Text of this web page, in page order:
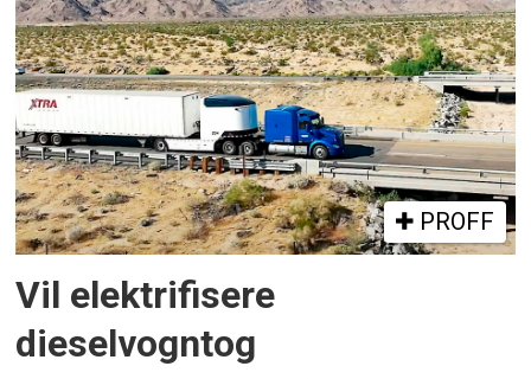
PROFF
Vil elektrifisere
dieselvogntog